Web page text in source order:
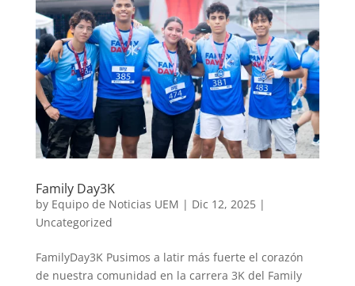
Family Day3K
by Equipo de Noticias UEM | Dic 12, 2025|
Uncategorized
FamilyDay3K Pusimos a latir más fuerte el corazón
de nuestra comunidad en la carrera 3K del Family